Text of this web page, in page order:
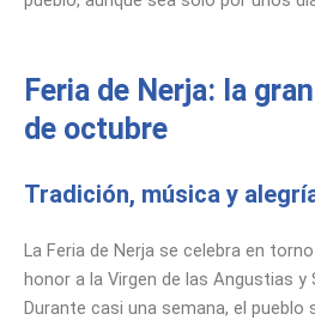
Feria de Nerja: la
de octubre
Tradición, música y
La Feria de Nerja se celebra en
honor a la Virgen de las Angustias y
Durante casi una semana, el pueblo